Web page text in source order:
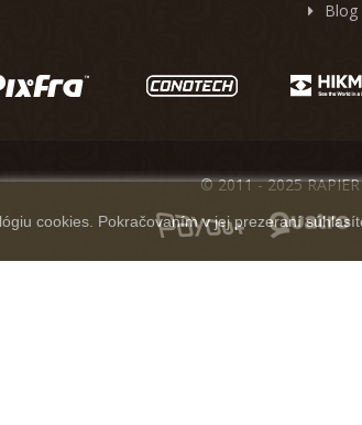
Blog
cookies. Pokračovaním v jej prezeraní
© 2011 - 2025 RAPIER